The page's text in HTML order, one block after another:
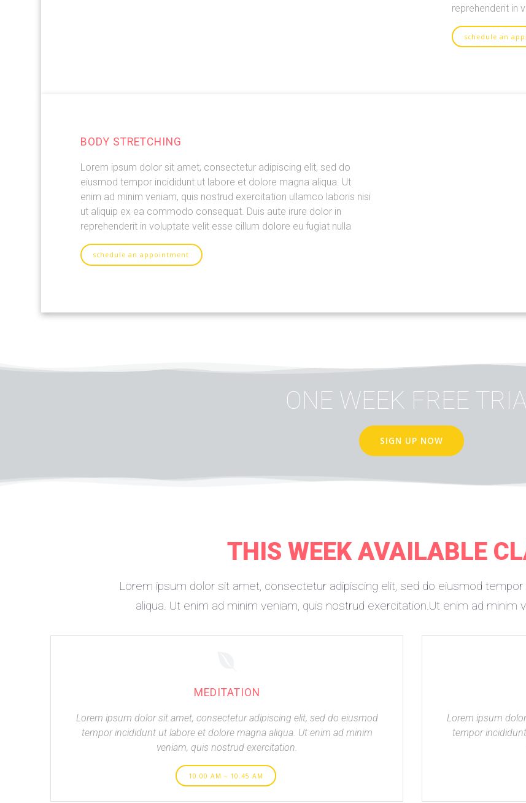
reprehenderit in
schedule an
BODY STRETCHING
Lorem ipsum dolor sit amet, consectetur adipiscing elit, sed do
eiusmod tempor incididunt ut labore et dolore magna aliqua. Ut
enim ad minim veniam, quis nostrud exercitation ullamco laboris nisi
ut aliquip ex ea commodo consequat. Duis aute irure dolor in
reprehenderit in voluptate velit esse cillum dolore eu fugiat nulla
schedule an appointment
ONE WEEK FREE
SIGN UP NOW
THIS WEEK AVAILABLE
Lorem ipsum dolor sit amet, consectetur adipiscing elit, sed do eiusmod
aliqua. Ut enim ad minim veniam, quis nostrud exercitation.Ut enim ad minim
MEDITATION
Lorem ipsum dolor sit amet, consectetur adipiscing elit, sed do eiusmod
tempor incididunt ut labore et dolore magna aliqua. Ut enim ad minim
veniam, quis nostrud exercitation.
10.00 AM – 10.45 AM
Lorem ipsum
tempor